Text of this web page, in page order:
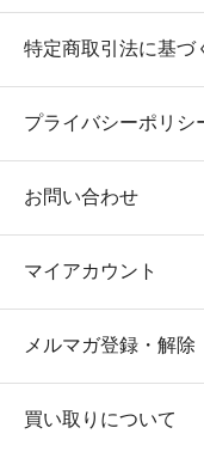
特定商取引法に基づ
プライバシーポリシ
お問い合わせ
マイアカウント
メルマガ登録・解除
買い取りについて